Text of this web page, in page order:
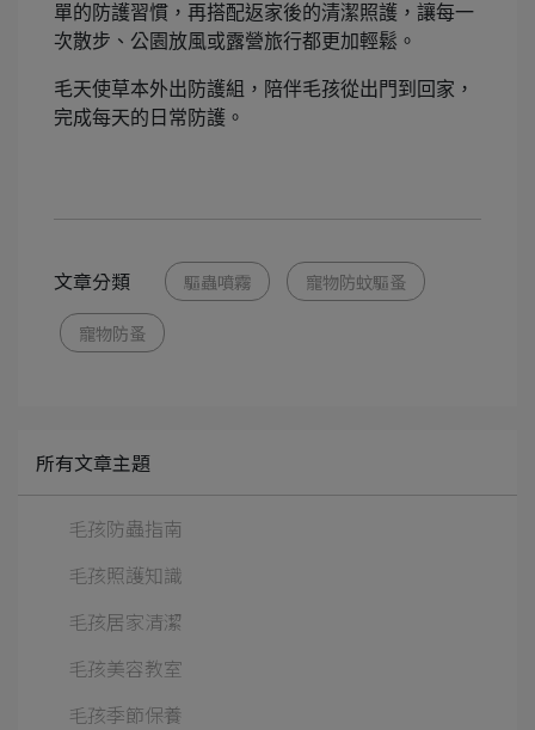
單的防護習慣，再搭配返家後的清潔照護，讓每一
次散步、公園放風或露營旅行都更加輕鬆。
毛天使草本外出防護組，陪伴毛孩從出門到回家，
完成每天的日常防護。
文章分類 驅蟲噴霧 寵物防蚊驅蚤
寵物防蚤
所有文章主題
毛孩防蟲指南
毛孩照護知識
毛孩居家清潔
毛孩美容教室
毛孩季節保養